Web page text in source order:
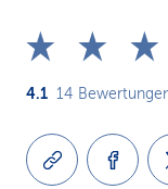
4.1 14